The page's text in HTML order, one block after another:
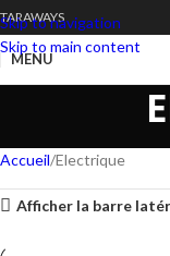
Skip to navigation
Skip to main content
TARAWAYS
MENU
Accueil Electrique
Afficher la barre